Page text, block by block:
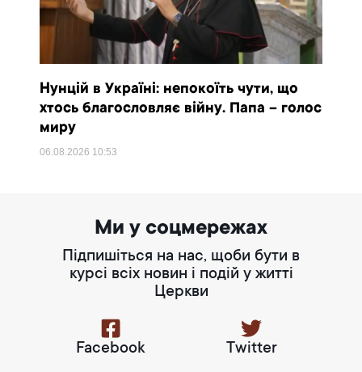
Нунцій в Україні: непокоїть чути, що
хтось благословляє війну. Папа – голос
миру
06.08.2026 10:53
Ми у соцмережах
Підпишіться на нас, щоби бути в
курсі всіх новин і подій у житті
Церкви
Facebook Twitter